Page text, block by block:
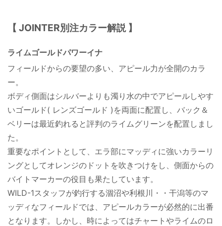
【 JOINTER別注カラー解説 】
ライムゴールドパワーイナ
フィールドからの要望の多い、アピール力が全開のカラ
ー。
ボディ側面はシルバーよりも濁り水の中でアピールしやす
いゴールド( レンズゴールド )を両面に配置し、バック＆
ベリーは最近釣れると評判のライムグリーンを配置しまし
た。
重要なポイントとして、エラ部にマッディに強いカラーリ
ングとしてオレンジのドットを吹きつけをし、側面からの
バイトマーカーの役目も果たしています。
WILD-1スタッフが釣行する涸沼や利根川・・干潟等のマ
ッディなフィールドでは、アピールカラーが必然的に出番
となります。しかし、時によってはチャートやライムのロ